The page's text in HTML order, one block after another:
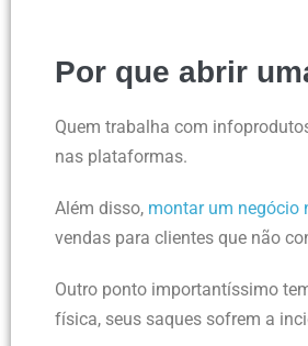
Por que abrir
Quem trabalha com
nas plataformas.
Além disso, montar um negócio
vendas para clientes que não
Outro ponto importantíssimo
física, seus saques sofrem a